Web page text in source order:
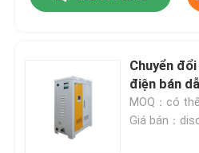
Chuyển
điện bán
MOQ：có
Giá bán：